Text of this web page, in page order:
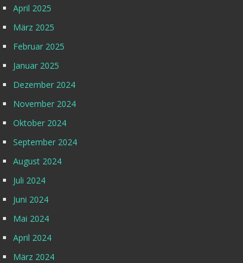
April 2025
März 2025
Februar 2025
Januar 2025
Dezember 2024
November 2024
Oktober 2024
September 2024
August 2024
Juli 2024
Juni 2024
Mai 2024
April 2024
März 2024